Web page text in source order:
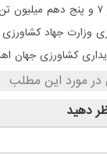
وزارت جهاد کشاورزی
کشاورزی جهان
در مورد این مطلب
دهید